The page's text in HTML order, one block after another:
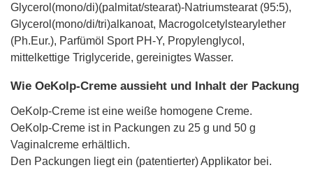
Glycerol(mono/di)(palmitat/stearat)-Natriumstearat (95:5),
Glycerol(mono/di/tri)alkanoat, Macrogolcetylstearylether
(Ph.Eur.), Parfümöl Sport PH-Y, Propylenglycol,
mittelkettige Triglyceride, gereinigtes Wasser.
Wie OeKolp-Creme aussieht und Inhalt der Packung
OeKolp-Creme ist eine weiße homogene Creme.
OeKolp-Creme ist in Packungen zu 25 g und 50 g
Vaginalcreme erhältlich.
Den Packungen liegt ein (patentierter) Applikator bei.